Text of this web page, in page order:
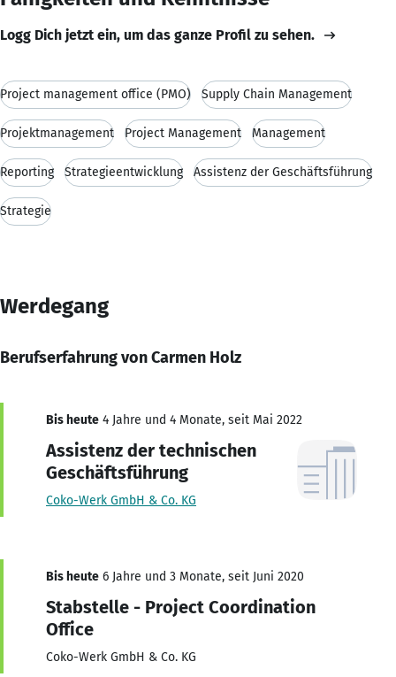
Logg Dich jetzt ein, um das ganze Profil zu sehen.
Project management office (PMO) Supply Chain Management
Projektmanagement Project Management Management
Reporting Strategieentwicklung Assistenz der Geschäftsführung
Strategie
Werdegang
Berufserfahrung von Carmen Holz
Bis heute 4 Jahre und 4 Monate, seit Mai 2022
Assistenz der technischen
Geschäftsführung
Coko-Werk GmbH & Co. KG
Bis heute 6 Jahre und 3 Monate, seit Juni 2020
Stabstelle - Project Coordination
Office
Coko-Werk GmbH & Co. KG